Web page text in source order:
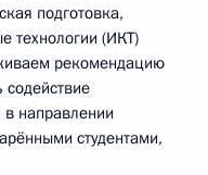
подготовка,
технологии (ИКТ)
рекомендацию
направлении
студентами,